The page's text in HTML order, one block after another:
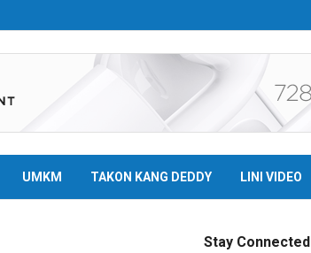
UMKM TAKON KANG DEDDY LINI VIDEO
Stay Connected